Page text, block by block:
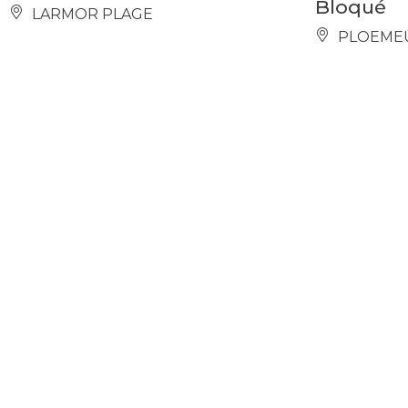
LARMOR PLAGE Bloqué